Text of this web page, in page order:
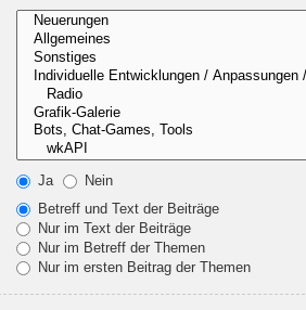
Ja
Nein
Betreff und Text der Beiträge
Nur im Text der Beiträge
Nur im Betreff der Themen
Nur im ersten Beitrag der Themen